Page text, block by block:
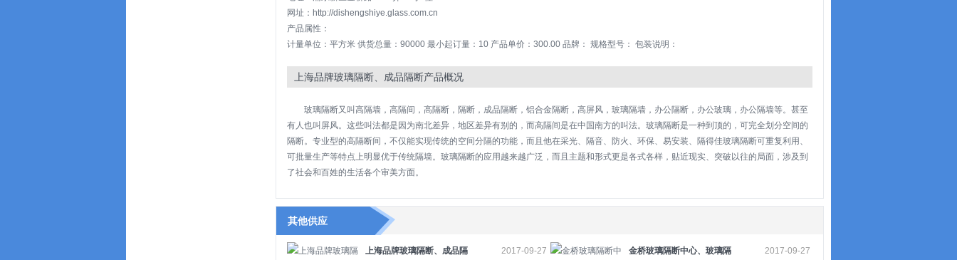
网址：http://dishengshiye.glass.com.cn
产品属性：
计量单位：平方米 供货总量：90000 最小起订量：10 产品单价：300.00 品牌： 规格型号： 包装说明：
上海品牌玻璃隔断、成品隔断产品概况
玻璃隔断又叫高隔墙，高隔间，高隔断，隔断，成品隔断，铝合金隔断，高屏风，玻璃隔墙，办公隔断，办公玻璃，办公隔墙等。甚至
有人也叫屏风。这些叫法都是因为南北差异，地区差异有别的，而高隔间是在中国南方的叫法。玻璃隔断是一种到顶的，可完全划分空间的
隔断。专业型的高隔断间，不仅能实现传统的空间分隔的功能，而且他在采光、隔音、防火、环保、易安装、隔得佳玻璃隔断可重复利用、
可批量生产等特点上明显优于传统隔墙。玻璃隔断的应用越来越广泛，而且主题和形式更是各式各样，贴近现实、突破以往的局面，涉及到
了社会和百姓的生活各个审美方面。
其他供应
上海品牌玻璃隔断、成品隔
2017-09-27
金桥玻璃隔断中心、玻璃隔
2017-09-27